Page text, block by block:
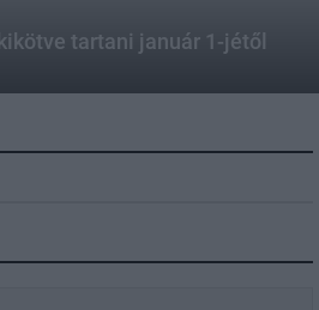
tartani január 1-jétől